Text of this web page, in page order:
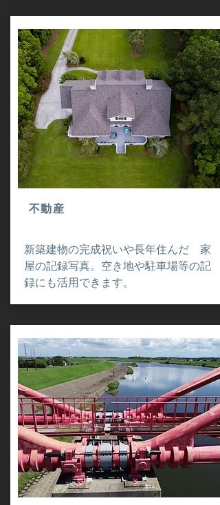
不動産
新築建物の完成祝いや長年住んだ 家
屋の記録写真。空き地や駐車場等の記
録にも活用できます。